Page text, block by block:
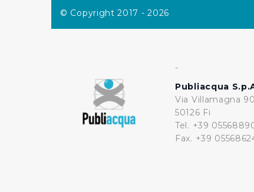
© Copyright 2017 - 2026
-
Publiacqua
Via Villamagna
50126 Fi
Tel. +39
Fax. +39